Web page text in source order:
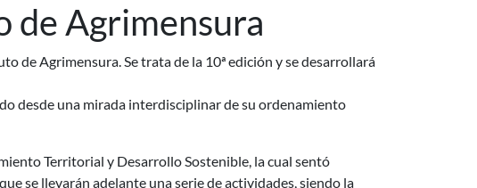
de Agrimensura
de Agrimensura. Se trata de la 10ª edición y se desarrollará
desde una mirada interdisciplinar de su ordenamiento
Territorial y Desarrollo Sostenible, la cual sentó
se llevarán adelante una serie de actividades, siendo la